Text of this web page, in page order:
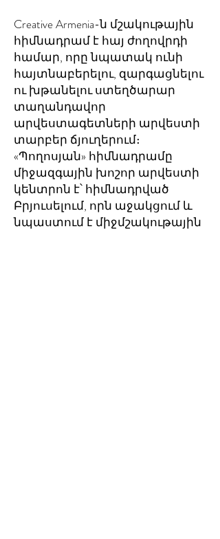
Creative Armenia-ն մշակութային
հիմնադրամ է հայ ժողովրդի
համար, որը նպատակ ունի
հայտնաբերելու, զարգացնելու
ու խթանելու ստեղծարար
տաղանդավոր
արվեստագետների արվեստի
տարբեր ճյուղերում։
«Պողոսյան» հիմնադրամը
միջազգային խոշոր արվեստի
կենտրոն է՝ հիմնադրված
Բրյուսելում, որն աջակցում և
նպաստում է միջմշակութային